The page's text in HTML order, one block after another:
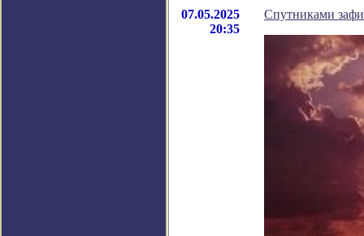
07.05.2025
20:35
Спутниками